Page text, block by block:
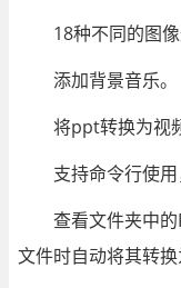
18种不同的图像
添加背景音乐。
将ppt转换为视频
支持命令行使用
查看文件夹中的
文件时自动将其转换